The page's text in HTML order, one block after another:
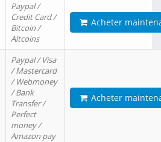
Paypal /
Credit Card /
Bitcoin /
Altcoins
Acheter
Paypal / Visa
/ Mastercard
/ Webmoney
/ Bank
Transfer /
Perfect
money /
Amazon pay
Acheter